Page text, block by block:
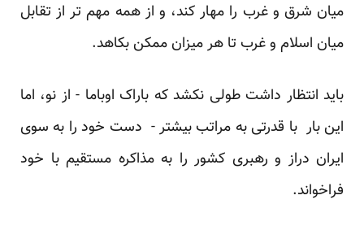
میان شرق و غرب را مهار کند، و از همه مهم تر از تقابل
میان اسلام و غرب تا هر میزان ممکن بکاهد.
باید انتظار داشت طولی نکشد که باراک اوباما - از نو، اما
این بار با قدرتی به مراتب بیشتر - دست خود را به سوی
ایران دراز و رهبری کشور را به مذاکره مستقیم با خود
فراخواند.